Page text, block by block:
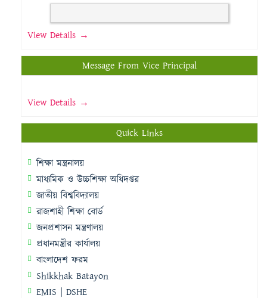
View Details →
Message From Vice Principal
View Details →
Quick Links
শিক্ষা মন্ত্রনালয়
মাধ্যমিক ও উচ্চশিক্ষা অধিদপ্তর
জাতীয় বিশ্ববিদ্যালয়
রাজশাহী শিক্ষা বোর্ড
জনপ্রশাসন মন্ত্রণালয়
প্রধানমন্ত্রীর কার্যালয়
বাংলাদেশ ফরম
Shikkhak Batayon
EMIS | DSHE